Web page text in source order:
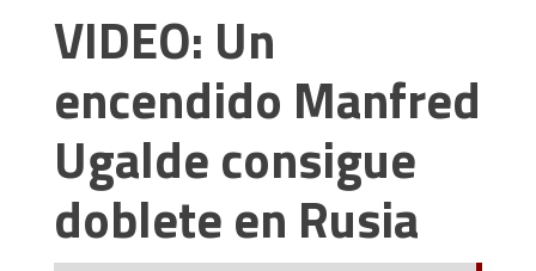
VIDEO: Un
encendido Manfred
Ugalde consigue
doblete en Rusia